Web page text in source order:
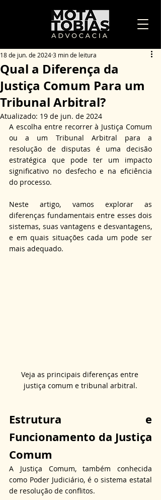
Qual a Diferença da
Justiça Comum Para um
Tribunal Arbitral?
18 de jun. de 20243 min de leitura
Atualizado: 19 de jun. de 2024
A escolha entre recorrer à Justiça Comum
ou a um Tribunal Arbitral para a
resolução de disputas é uma decisão
estratégica que pode ter um impacto
significativo no desfecho e na eficiência
do processo.
Neste artigo, vamos explorar as
diferenças fundamentais entre esses dois
sistemas, suas vantagens e desvantagens,
e em quais situações cada um pode ser
mais adequado.
Veja as principais diferenças entre
justiça comum e tribunal arbitral.
Estrutura e
Funcionamento da Justiça
Comum
A Justiça Comum, também conhecida
como Poder Judiciário, é o sistema estatal
de resolução de conflitos.